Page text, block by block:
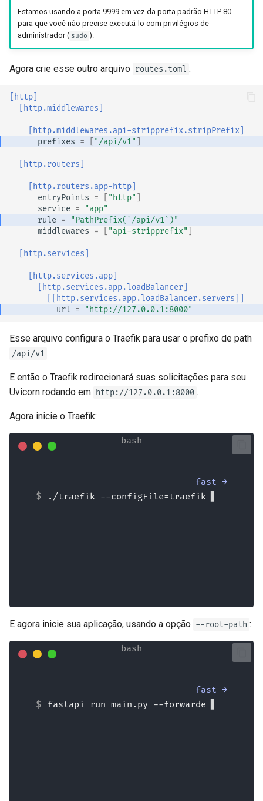
Estamos usando a porta 9999 em vez da porta padrão HTTP 80
para que você não precise executá-lo com privilégios de
administrador ( sudo ).
Agora crie esse outro arquivo routes.toml :
[http]
[http.middlewares]
[http.middlewares.api-stripprefix.stripPrefix]
prefixes = "/api/v1"
[http.routers]
[http.routers.app-http]
entryPoints = "http"
service =
"app"
rule =
"PathPrefix(`/api/v1`)"
middlewares = "api-stripprefix"
[http.services]
[http.services.app]
[http.services.app.loadBalancer]
[[http.services.app.loadBalancer.servers]]
url = "http://127.0.0.1:8000"
Esse arquivo configura o Traefik para usar o prefixo de path
/api/v1 .
E então o Traefik redirecionará suas solicitações para seu
Uvicorn rodando em http://127.0.0.1:8000 .
Agora inicie o Traefik:
fast →
./traefik --
E agora inicie sua aplicação, usando a opção --root-path :
fast →
fastapi run main.py --forwarded-